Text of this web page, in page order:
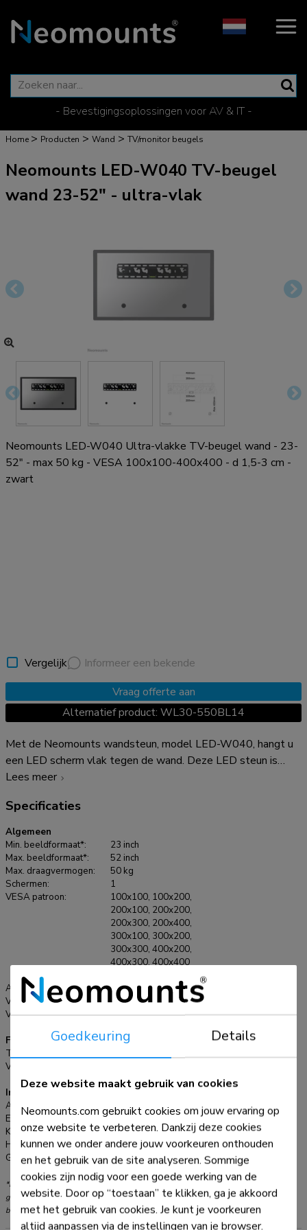
- Bevestigingsoplossingen voor AV & IT -
Home > Producten > Wand > TV/monitor beugels
Neomounts LED-W040 TV-beugel
wand 23-52" - ultra-vlak
Neomounts LED-W040 Ultra-vlakke TV-beugel wand - 23-
52" - max 50 kg - VESA 100x100-400x400 - d 1,5-3 cm -
zwart
Vergelijk
Informeer een bekende
Vraag offerte aan
Alternatief product: WL30-550BL14
Met de Neomounts wandsteun, model LED-W040, hangt u
een LED scherm vlak tegen de wand. Deze LED steun is
slechts 15 mm diep waardoor uw LED TV één geheel wordt
de standaard meegeleverde opvulbussen worden vergroot
tot 3 cm. De LED-W040 heeft een draagvermogen van 50
kg en kan gemonteerd worden op schermen met een
maximaal VESA gatenpatroon van 400x400 mm aan de
achterzijde van het scherm. Hiermee hangt u eenvoudig
schermen t/m 52" (132 cm) aan de wand. De montage is een
fluitje van een cent. U monteert de horizontale strip op de
wand en de 4 dopjes achterop uw scherm. Vervolgens haakt
u het scherm over de strip en kunt u optimaal genieten van
installatiemateriaal.
Lees meer
Specificaties
Algemeen
Min. beeldformaat*:
23 inch
Max. beeldformaat*:
52 inch
Max. draagvermogen:
50 kg
Schermen:
1
VESA patroon:
100x100, 100x200,
200x100, 200x200,
200x300, 200x400,
300x100, 300x200,
300x300, 400x200,
400x300, 400x400
Afstand tot wand:
1,5-3 cm
VESA maximaal:
400x400 mm
VESA minimaal:
100x100 mm
Functionaliteit
Type:
Verstellingstype:
Informatie
Artikelnummer:
LED-W040
EAN:
Kleur:
Zwart
Hoofdmateriaal:
Staal
Garantie:
5 jaar
*NB. De vermelde inch-maten zijn slechts een indicatie, gecombineerd met het
gewicht en de VESA-maten. Het maximale gewicht en de VESA-maat zijn absolute
beperkingen voor de producten en dienen niet te worden overschreden.
Goedkeuring Details
Deze website maakt gebruik van cookies
Neomounts.com gebruikt cookies om jouw ervaring op
onze website te verbeteren. Dankzij deze cookies
kunnen we onder andere jouw voorkeuren onthouden
en het gebruik van de site analyseren. Sommige
cookies zijn nodig voor een goede werking van de
website. Door op “toestaan” te klikken, ga je akkoord
met het gebruik van cookies. Je kunt je voorkeuren
altijd aanpassen via de instellingen van je browser.